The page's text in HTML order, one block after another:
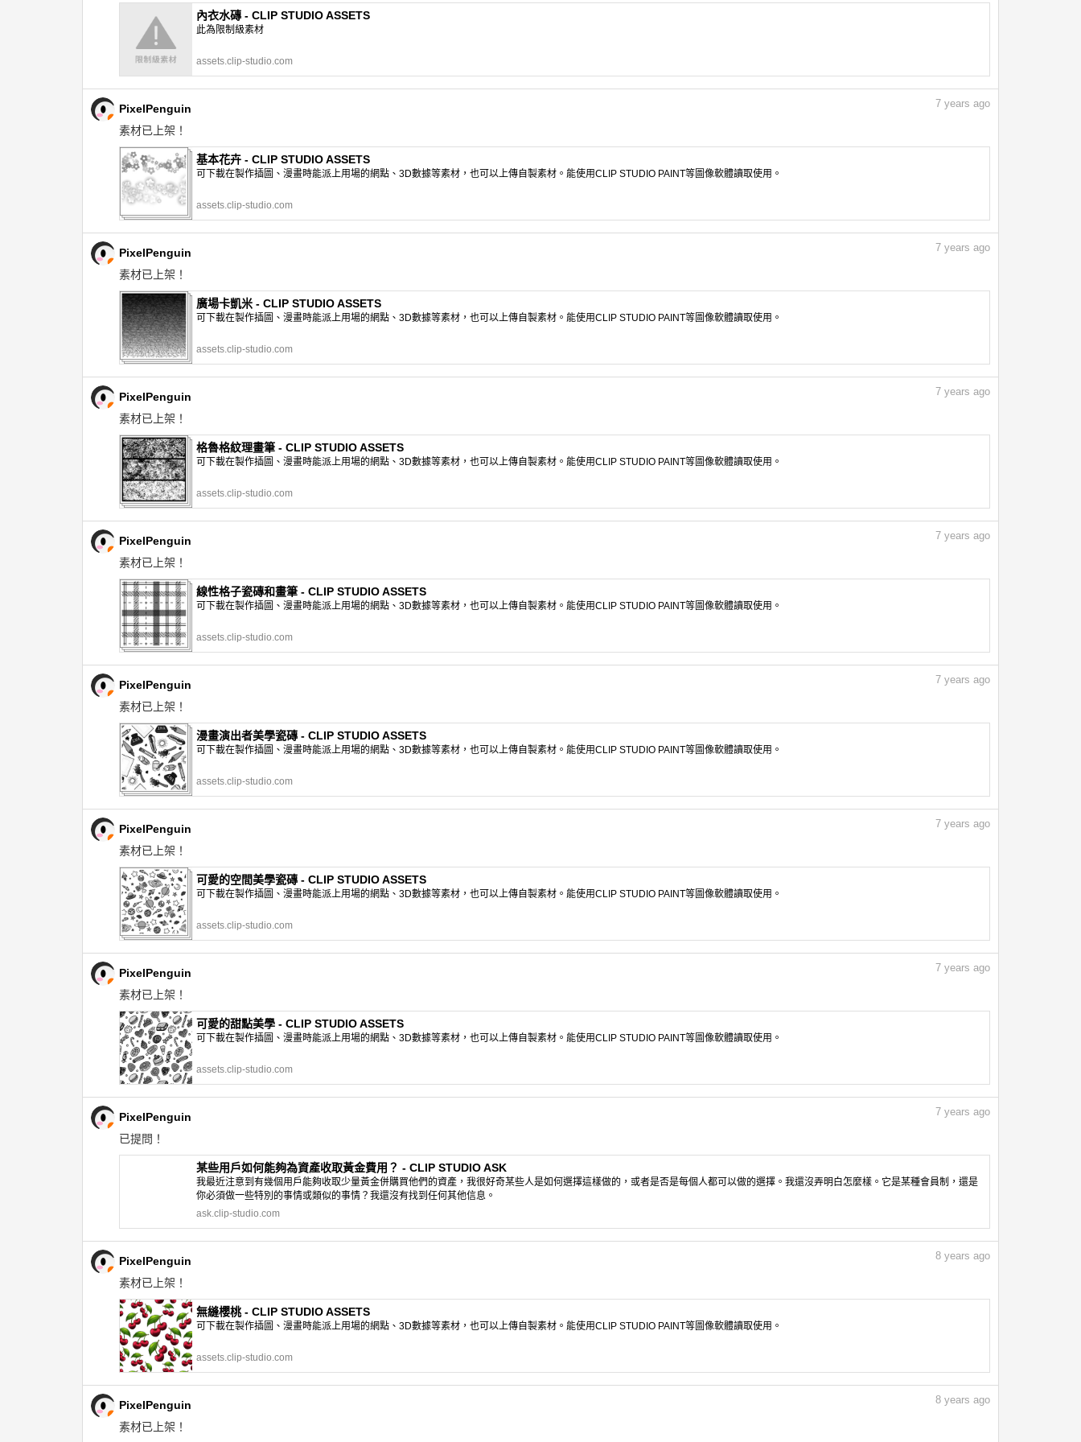
內衣水磚 - CLIP STUDIO ASSETS
此為限制級素材
assets.clip-studio.com
PixelPenguin
素材已上架！
7 years ago
基本花卉 - CLIP STUDIO ASSETS
可下載在製作插圖、漫畫時能派上用場的網點、3D數據等素材，也可以上傳自製素材。能使用CLIP STUDIO PAINT等圖像軟體讀取使用。
assets.clip-studio.com
PixelPenguin
素材已上架！
7 years ago
廣場卡凱米 - CLIP STUDIO ASSETS
可下載在製作插圖、漫畫時能派上用場的網點、3D數據等素材，也可以上傳自製素材。能使用CLIP STUDIO PAINT等圖像軟體讀取使用。
assets.clip-studio.com
PixelPenguin
素材已上架！
7 years ago
格魯格紋理畫筆 - CLIP STUDIO ASSETS
可下載在製作插圖、漫畫時能派上用場的網點、3D數據等素材，也可以上傳自製素材。能使用CLIP STUDIO PAINT等圖像軟體讀取使用。
assets.clip-studio.com
PixelPenguin
素材已上架！
7 years ago
線性格子瓷磚和畫筆 - CLIP STUDIO ASSETS
可下載在製作插圖、漫畫時能派上用場的網點、3D數據等素材，也可以上傳自製素材。能使用CLIP STUDIO PAINT等圖像軟體讀取使用。
assets.clip-studio.com
PixelPenguin
素材已上架！
7 years ago
漫畫演出者美學瓷磚 - CLIP STUDIO ASSETS
可下載在製作插圖、漫畫時能派上用場的網點、3D數據等素材，也可以上傳自製素材。能使用CLIP STUDIO PAINT等圖像軟體讀取使用。
assets.clip-studio.com
PixelPenguin
素材已上架！
7 years ago
可愛的空間美學瓷磚 - CLIP STUDIO ASSETS
可下載在製作插圖、漫畫時能派上用場的網點、3D數據等素材，也可以上傳自製素材。能使用CLIP STUDIO PAINT等圖像軟體讀取使用。
assets.clip-studio.com
PixelPenguin
素材已上架！
7 years ago
可愛的甜點美學 - CLIP STUDIO ASSETS
可下載在製作插圖、漫畫時能派上用場的網點、3D數據等素材，也可以上傳自製素材。能使用CLIP STUDIO PAINT等圖像軟體讀取使用。
assets.clip-studio.com
PixelPenguin
已提問！
7 years ago
某些用戶如何能夠為資產收取黃金費用？ - CLIP STUDIO ASK
我最近注意到有幾個用戶能夠收取少量黃金併購買他們的資產，我很好奇某些人是如何選擇這樣做的，或者是否是每個人都可以做的選擇。我還沒弄明白怎麼樣。它是某種會員制，還是
你必須做一些特別的事情或類似的事情？我還沒有找到任何其他信息。
ask.clip-studio.com
PixelPenguin
素材已上架！
8 years ago
無縫櫻桃 - CLIP STUDIO ASSETS
可下載在製作插圖、漫畫時能派上用場的網點、3D數據等素材，也可以上傳自製素材。能使用CLIP STUDIO PAINT等圖像軟體讀取使用。
assets.clip-studio.com
PixelPenguin
素材已上架！
8 years ago